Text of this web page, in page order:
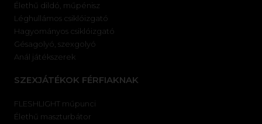
Élethű dildó, műpénisz
Léghullámos csiklóizgató
Hagyományos csiklóizgató
Gésagolyó, szexgolyó
Anál játékszerek
SZEXJÁTÉKOK FÉRFIAKNAK
FLESHLIGHT műpunci
Élethű maszturbátor